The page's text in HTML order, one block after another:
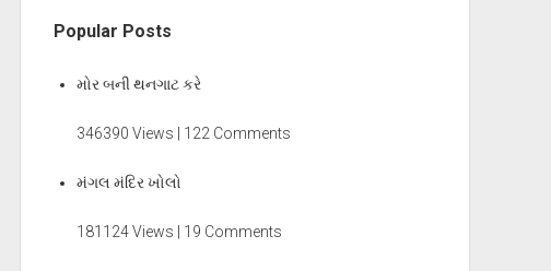
Popular Posts
મોર બની થનગાટ કરે
346390 Views | 122 Comments
મંગલ મંદિર ખોલો
181124 Views | 19 Comments